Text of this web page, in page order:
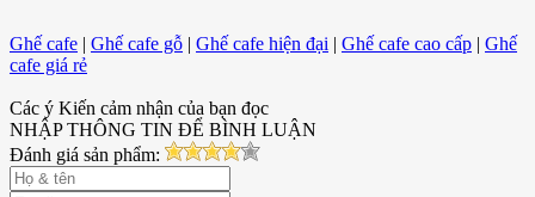
Ghế cafe | Ghế cafe gỗ | Ghế cafe hiện đại | Ghế cafe cao cấp | Ghế
cafe giá rẻ
Các ý Kiến cảm nhận của bạn đọc
NHẬP THÔNG TIN ĐỂ BÌNH LUẬN
Đánh giá sản phẩm: